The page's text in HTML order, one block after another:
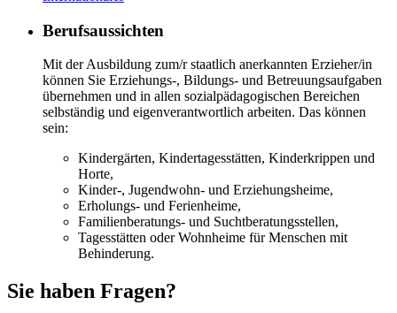
Berufsaussichten
Mit der Ausbildung zum/r staatlich anerkannten Erzieher/in
können Sie Erziehungs-, Bildungs- und Betreuungsaufgaben
übernehmen und in allen sozialpädagogischen Bereichen
selbständig und eigenverantwortlich arbeiten. Das können
sein:
Kindergärten, Kindertagesstätten, Kinderkrippen und
Horte,
Kinder-, Jugendwohn- und Erziehungsheime,
Erholungs- und Ferienheime,
Familienberatungs- und Suchtberatungsstellen,
Tagesstätten oder Wohnheime für Menschen mit
Behinderung.
Sie haben Fragen?